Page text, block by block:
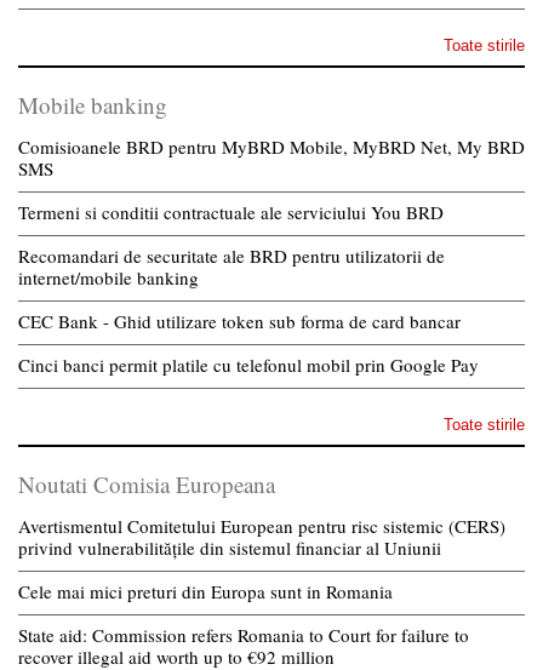
Toate stirile
Mobile banking
Comisioanele BRD pentru MyBRD Mobile, MyBRD Net, My BRD
SMS
Termeni si conditii contractuale ale serviciului You BRD
Recomandari de securitate ale BRD pentru utilizatorii de
internet/mobile banking
CEC Bank - Ghid utilizare token sub forma de card bancar
Cinci banci permit platile cu telefonul mobil prin Google Pay
Toate stirile
Noutati Comisia Europeana
Avertismentul Comitetului European pentru risc sistemic (CERS)
privind vulnerabilitățile din sistemul financiar al Uniunii
Cele mai mici preturi din Europa sunt in Romania
State aid: Commission refers Romania to Court for failure to
recover illegal aid worth up to €92 million